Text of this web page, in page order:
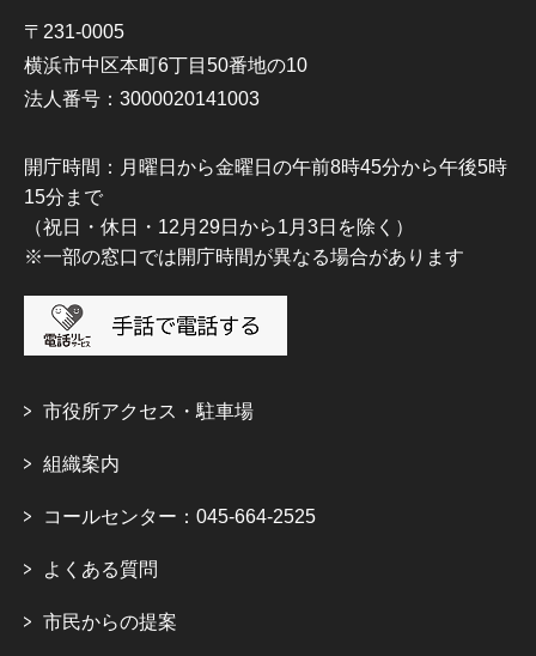
〒231-0005
横浜市中区本町6丁目50番地の10
法人番号：3000020141003
開庁時間：月曜日から金曜日の午前8時45分から午後5時
15分まで
（祝日・休日・12月29日から1月3日を除く）
※一部の窓口では開庁時間が異なる場合があります
市役所アクセス・駐車場
組織案内
コールセンター：045-664-2525
よくある質問
市民からの提案